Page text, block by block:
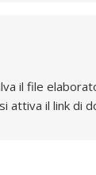
il file
attiva il link di